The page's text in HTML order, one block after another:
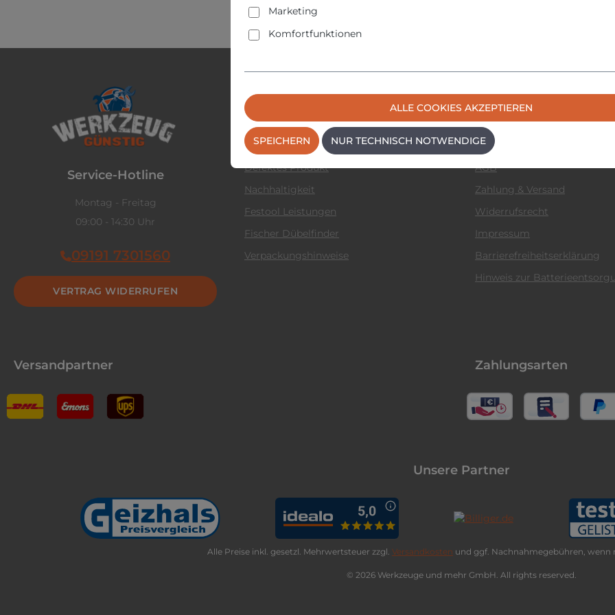
Service-Hotline
Montag - Freitag
09:00 - 14:30 Uhr
09191 7301560
VERTRAG WIDERRUFEN
Service & News
Kontaktformular
Rückgabe
Defektes Produkt
Nachhaltigkeit
Festool Leistungen
Fischer Dübelfinder
Verpackungshinweise
Informationen
Datenschutzerklärung
Cookie-Einstellungen
AGB
Zahlung & Versand
Widerrufsrecht
Impressum
Barrierefreiheitserklärung
Hinweis zur
Versandpartner Zahlungsarten
Unsere Partner
Alle Preise inkl. gesetzl. Mehrwertsteuer zzgl. Versandkosten und ggf. Nachnahmegebühren, wenn
© 2026 Werkzeuge und mehr GmbH. All rights reserved.
Marketing
Komfortfunktionen
ALLE COOKIES AKZEPTIEREN
SPEICHERN NUR TECHNISCH NOTWENDIGE